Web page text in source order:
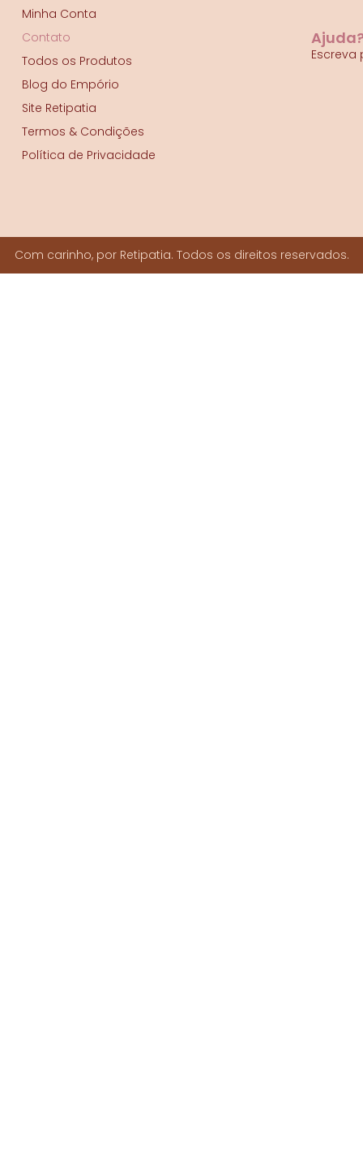
Minha Conta
Contato
Todos os Produtos
Blog do Empório
Site Retipatia
Termos & Condições
Política de Privacidade
Com carinho, por Retipatia. Todos os direitos reservados.